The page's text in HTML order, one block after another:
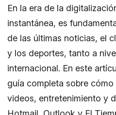
En la era de la
instantánea, es
de las últimas noticias, el
y los deportes, tanto a
internacional. En este
guía completa sobre
videos, entretenimiento y